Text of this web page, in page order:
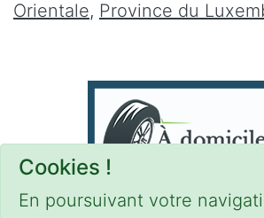
Cookies !
En poursuivant votre
Orientale, Province du